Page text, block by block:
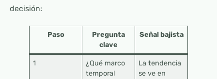
decisión:
Paso
Pregunta
clave
Señal bajista
1
¿Qué marco
temporal
La tendencia
se ve en